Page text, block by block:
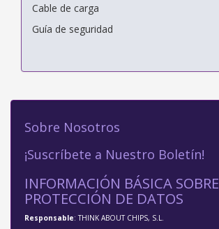
Cable de carga
Guía de seguridad
Sobre Nosotros
¡Suscríbete a Nuestro Boletín!
INFORMACIÓN BÁSICA SOBRE
PROTECCIÓN DE DATOS
Responsable: THINK ABOUT CHIPS, S.L.